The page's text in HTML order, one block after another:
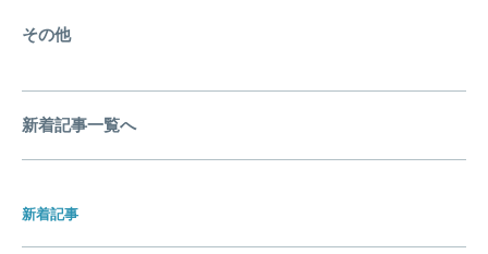
その他
新着記事一覧へ
新着記事